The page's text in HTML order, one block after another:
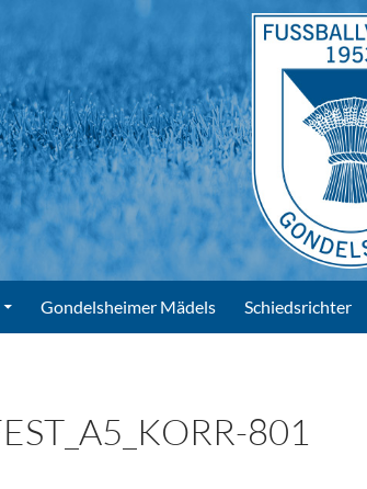
Gondelsheimer Mädels Schiedsrichter
801